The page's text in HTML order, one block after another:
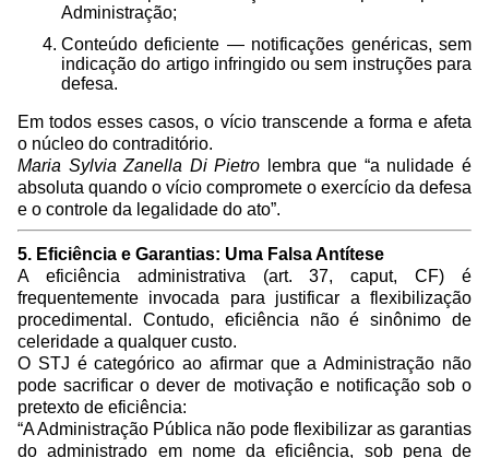
Administração;
Conteúdo deficiente — notificações genéricas, sem
indicação do artigo infringido ou sem instruções para
defesa.
Em todos esses casos, o vício transcende a forma e afeta
o núcleo do contraditório.
Maria Sylvia Zanella Di Pietro lembra que “a nulidade é
absoluta quando o vício compromete o exercício da defesa
e o controle da legalidade do ato”.
5. Eficiência e Garantias: Uma Falsa Antítese
A eficiência administrativa (art. 37, caput, CF) é
frequentemente invocada para justificar a flexibilização
procedimental. Contudo, eficiência não é sinônimo de
celeridade a qualquer custo.
O STJ é categórico ao afirmar que a Administração não
pode sacrificar o dever de motivação e notificação sob o
pretexto de eficiência:
“A Administração Pública não pode flexibilizar as garantias
do administrado em nome da eficiência, sob pena de